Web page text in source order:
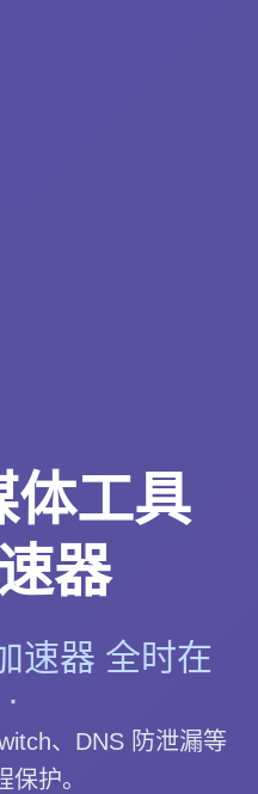
体工具
器
速器 全时在
、DNS 防泄漏等
保护。